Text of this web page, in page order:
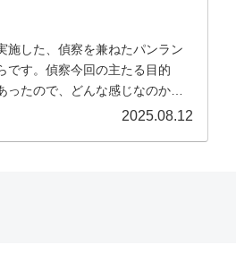
施した、偵察を兼ねたパンラン
です。偵察今回の主たる目的
たので、どんな感じなのかと
2025.08.12